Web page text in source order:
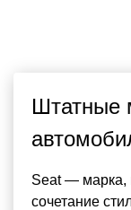
Штатные
Seat — марка,
сочетание